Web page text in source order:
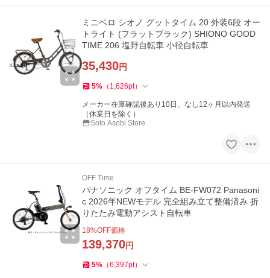
ミニベロ シオノ グットタイム 20 外装6段 オー
トライト (フラットブラック) SHIONO GOOD
TIME 206 塩野自転車 小径自転車
35,430円
5% （ 1,626pt）
メーカー在庫確認後あり10日、なし12ヶ月以内発送
（休業日を除く）
Soto Asobi Store
OFF Time
パナソニック オフタイム BE-FW072 Panasoni
c 2026年NEWモデル 完全組み立て整備済み 折
りたたみ電動アシスト自転車
18%OFF価格
139,370円
5% （6,397pt）